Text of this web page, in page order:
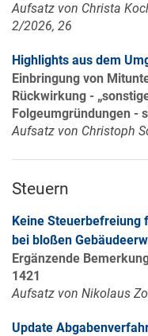
Aufsatz von Christa
2/2026, 26
Highlights aus dem
Einbringung von
Rückwirkung -
Folgeumgründungen -
Aufsatz von Christoph
Steuern
Keine Steuerbefreiung
bei bloßen
Ergänzende
1421
Aufsatz von Nikolaus
Update